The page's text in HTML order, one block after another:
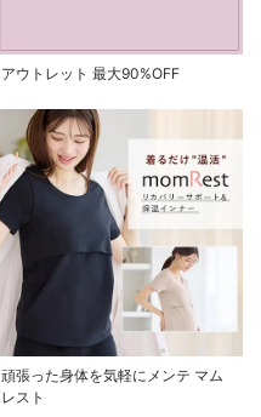
アウトレット 最大90%OFF
頑張った身体を気軽にメンテ マム
レスト